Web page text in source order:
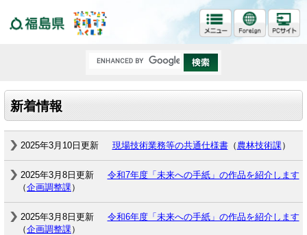
新着情報
2025年3月10日更新 現場技術業務等の共通仕様書（ 農林技術課）
2025年3月8日更新
令和7年度「未来への手紙」の作品を紹介します
（企画調整課）
2025年3月8日更新
令和6年度「未来への手紙」の作品を紹介します
（企画調整課）